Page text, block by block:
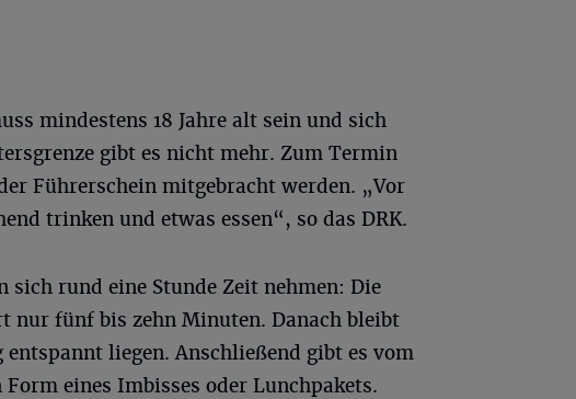
mindestens 18 Jahre alt sein und sich
gibt es nicht mehr. Zum Termin
Führerschein mitgebracht werden. „Vor
trinken und etwas essen“, so das DRK.
rund eine Stunde Zeit nehmen: Die
nur fünf bis zehn Minuten. Danach bleibt
liegen. Anschließend gibt es vom
eines Imbisses oder Lunchpakets.